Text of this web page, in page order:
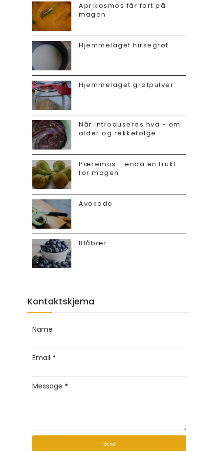
Aprikosmos får fart på
magen
Hjemmelaget hirsegrøt
Hjemmelaget grøtpulver
Når introduseres hva - om
alder og rekkefølge
Pæremos - enda en frukt
for magen
Avokado
Blåbær
Kontaktskjema
Name
Email *
Message *